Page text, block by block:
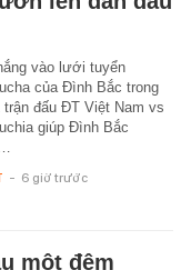
vào lưới tuyển
của Đình Bắc trong
trận đấu ĐT Việt Nam vs
giúp Đình Bắc
- 6 giờ trước
một đêm